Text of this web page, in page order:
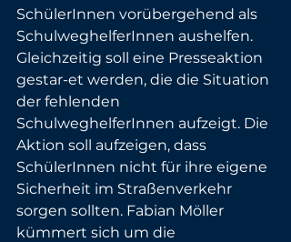
SchülerInnen vorübergehend als
SchulweghelferInnen aushelfen.
Gleichzeitig soll eine Presseaktion
gestar-et werden, die die Situation
der fehlenden
SchulweghelferInnen aufzeigt. Die
Aktion soll aufzeigen, dass
SchülerInnen nicht für ihre eigene
Sicherheit im Straßenverkehr
sorgen sollten. Fabian Möller
kümmert sich um die